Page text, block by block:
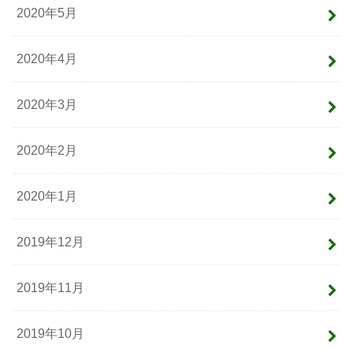
2020年5月
2020年4月
2020年3月
2020年2月
2020年1月
2019年12月
2019年11月
2019年10月